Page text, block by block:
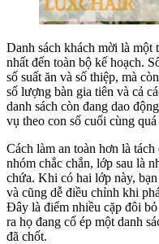
Danh sách khách mời là một
nhất đến toàn bộ kế hoạch.
số suất ăn và số thiệp, mà
số lượng bàn gia tiên và cả
danh sách còn đang dao
vụ theo con số cuối cùng quá
Cách làm an toàn hơn là
nhóm chắc chắn, lớp sau là
chứa. Khi có hai lớp này,
và cũng dễ điều chỉnh khi
Đây là điểm nhiều cặp đôi
ra họ đang cố ép một danh
đã chốt.